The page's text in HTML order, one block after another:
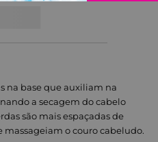
na base que auxiliam na
a secagem do cabelo
são mais espaçadas de
massageiam o couro cabeludo.